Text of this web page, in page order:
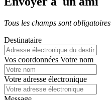
Tous les champs sont obligatoires
Destinataire
Vos coordonnées Votre nom
Votre adresse électronique